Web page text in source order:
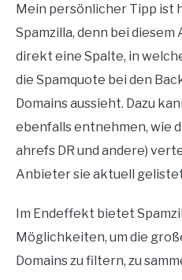
Mein persönlicher Tipp ist
Spamzilla, denn bei
direkt eine Spalte, in
die Spamquote bei den
Domains aussieht. Dazu
ebenfalls entnehmen, wie
ahrefs DR und andere)
Anbieter sie aktuell
Im Endeffekt bietet
Möglichkeiten, um die
Domains zu filtern, zu